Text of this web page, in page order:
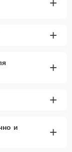
+
+
+
и
+